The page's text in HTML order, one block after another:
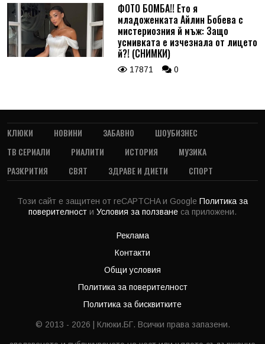
ФОТО БОМБА!! Ето я
младоженката Айлин Бобева с
мистериозния й мъж: Защо
усмивката е изчезнала от лицето
й?! (СНИМКИ)
17871 0
КЛЮКИ НОВИНИ ЗАБАВНО
ШОУБИЗНЕС
ТВ СЕРИАЛИ
РИАЛИТИ ИСТОРИЯ
МУЗИКА
РАЗКРИТИЯ
СВЯТ ЗДРАВЕ И ДИЕТИ СПОРТ
Този сайт е защитен от reCAPTCHA и Google Политика за
поверителност и Условия за ползване са приложени.
Реклама
Контакти
Общи условия
Политика за поверителност
Политика за бисквитките
© 2013 - 2026 | Клюки.БГ. Всички права запазени.